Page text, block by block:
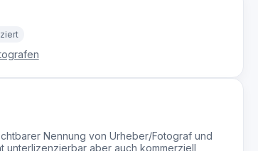
Nennung von Urheber/Fotograf und
unterlizenzierbar aber auch kommerziell